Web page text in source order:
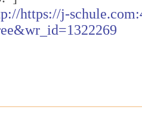
https://j-